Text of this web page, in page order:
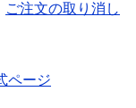
ご注文の取り消し
ページ